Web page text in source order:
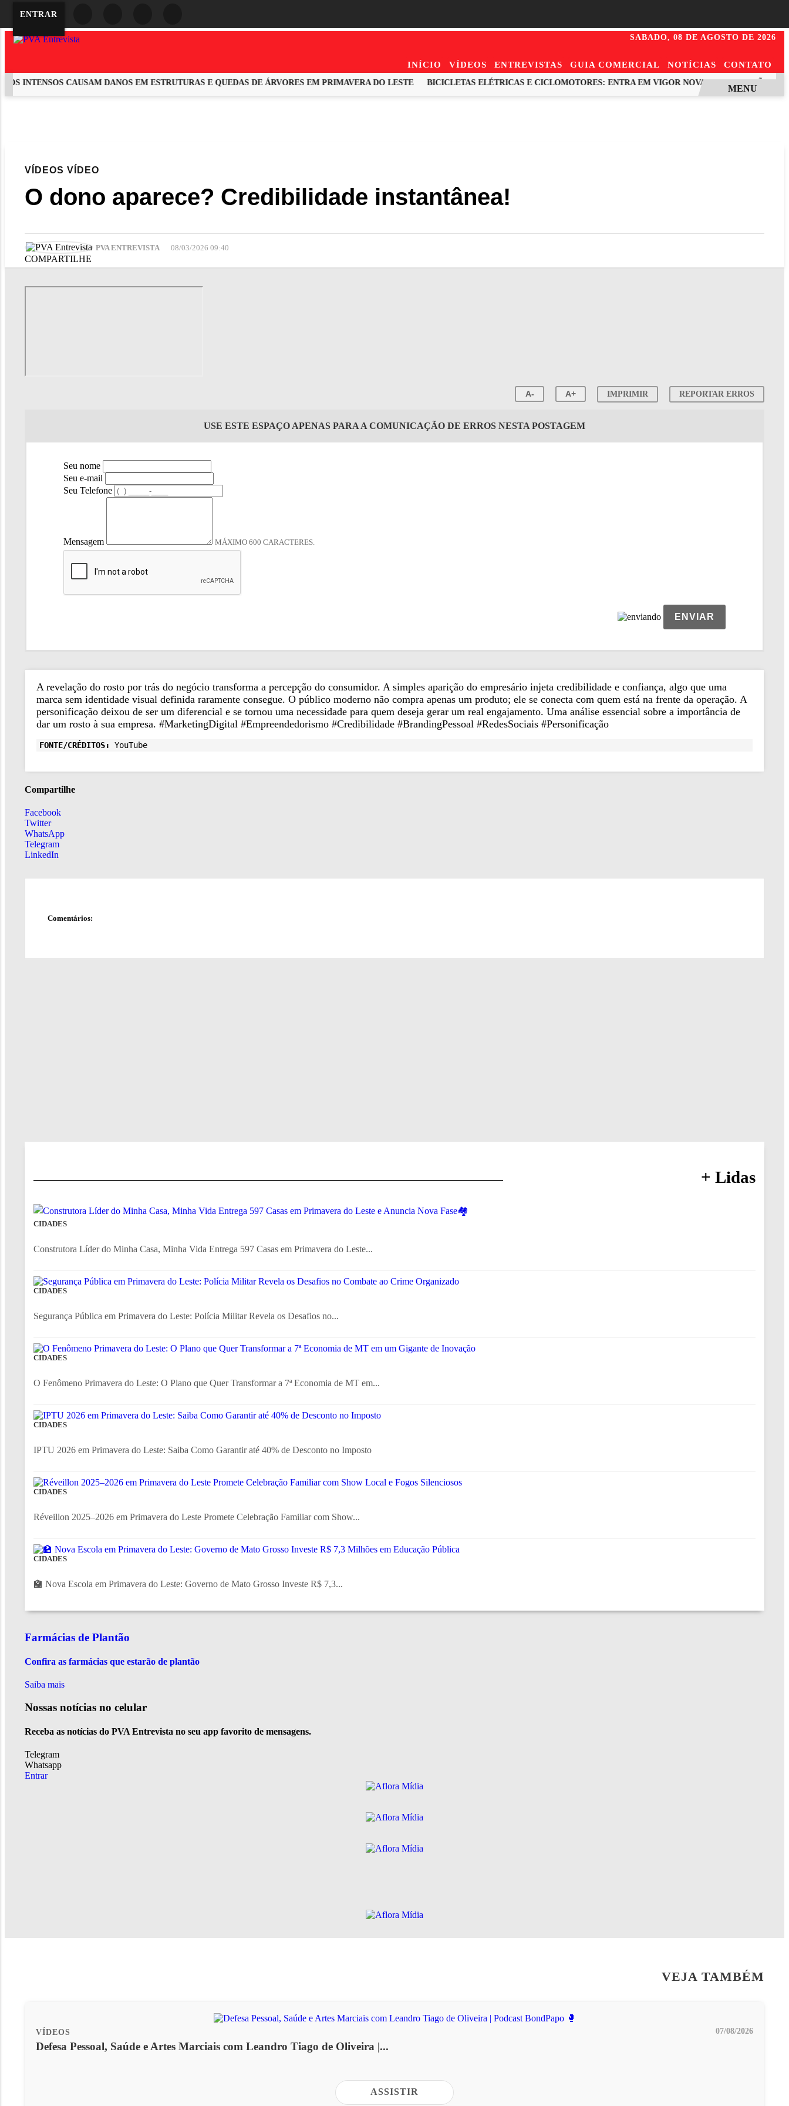
ENTRAR
SABADO, 08 DE AGOSTO DE 2026
INÍCIO VÍDEOS ENTREVISTAS GUIA COMERCIAL NOTÍCIAS
CONTATO
INTENSOS CAUSAM DANOS EM ESTRUTURAS E QUEDAS DE ÁRVORES EM PRIMAVERA DO LESTE
BICICLETAS ELÉTRICAS E CICLOMOTORES: ENTRA EM VIGOR NOVA FISCALIZAÇÃO EM
MENU
VÍDEOS VÍDEO
O dono aparece? Credibilidade instantânea!
PVA ENTREVISTA 08/03/2026 09:40
COMPARTILHE
A- A+ IMPRIMIR REPORTAR ERROS
USE ESTE ESPAÇO APENAS PARA A COMUNICAÇÃO DE ERROS NESTA POSTAGEM
Seu nome
Seu e-mail
Seu Telefone
Mensagem MÁXIMO 600 CARACTERES.
ENVIAR
A revelação do rosto por trás do negócio transforma a percepção do consumidor. A simples aparição do empresário injeta credibilidade e confiança, algo que uma
marca sem identidade visual definida raramente consegue. O público moderno não compra apenas um produto; ele se conecta com quem está na frente da operação. A
personificação deixou de ser um diferencial e se tornou uma necessidade para quem deseja gerar um real engajamento. Uma análise essencial sobre a importância de
dar um rosto à sua empresa. #MarketingDigital #Empreendedorismo #Credibilidade #BrandingPessoal #RedesSociais #Personificação
FONTE/CRÉDITOS: YouTube
Compartilhe
Facebook
Twitter
WhatsApp
Telegram
LinkedIn
Comentários:
+ Lidas
CIDADES
Construtora Líder do Minha Casa, Minha Vida Entrega 597 Casas em Primavera do Leste...
CIDADES
Segurança Pública em Primavera do Leste: Polícia Militar Revela os Desafios no...
CIDADES
O Fenômeno Primavera do Leste: O Plano que Quer Transformar a 7ª Economia de MT em...
CIDADES
IPTU 2026 em Primavera do Leste: Saiba Como Garantir até 40% de Desconto no Imposto
CIDADES
Réveillon 2025–2026 em Primavera do Leste Promete Celebração Familiar com Show...
CIDADES
🏫 Nova Escola em Primavera do Leste: Governo de Mato Grosso Investe R$ 7,3...
Farmácias de Plantão
Confira as farmácias que estarão de plantão
Saiba mais
Nossas notícias no celular
Receba as notícias do PVA Entrevista no seu app favorito de mensagens.
Telegram
Whatsapp
Entrar
VEJA TAMBÉM
VÍDEOS 07/08/2026
Defesa Pessoal, Saúde e Artes Marciais com Leandro Tiago de Oliveira |...
ASSISTIR